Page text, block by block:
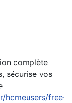
complète
sécurise vos
homeusers/free-